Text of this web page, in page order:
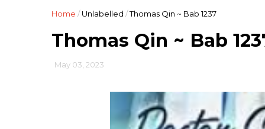
Home /Unlabelled /Thomas Qin ~ Bab 1237
Thomas Qin ~ Bab
May 03, 2023